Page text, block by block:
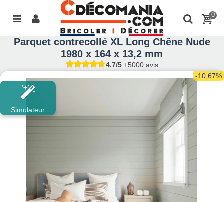
0
Parquet contrecollé XL Long Chêne Nude
1980 x 164 x 13,2 mm
4.7/5 +5000 avis
Simulateur
-10,67%